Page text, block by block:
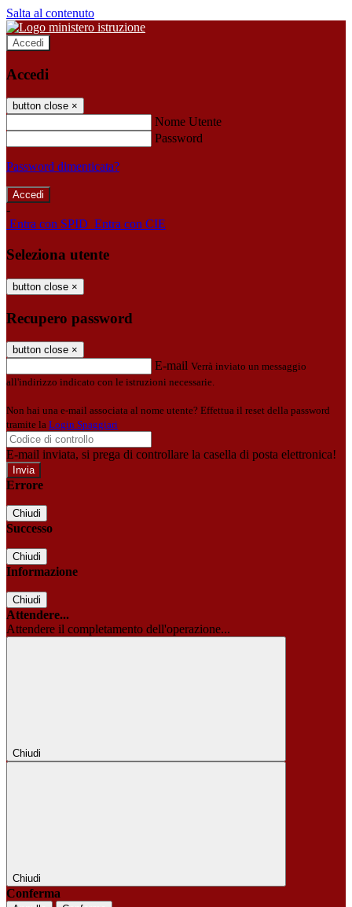
Salta al contenuto
Accedi
Accedi
button close ×
Nome Utente
Password
Password dimenticata?
-
Entra con SPID Entra con CIE
Seleziona utente
button close ×
Recupero password
button close ×
E-mail Verrà inviato un messaggio
all'indirizzo indicato con le istruzioni necessarie.
Non hai una e-mail associata al nome utente? Effettua il reset della password
tramite la Login Spaggiari
E-mail inviata, si prega di controllare la casella di posta elettronica!
Errore
Chiudi
Successo
Chiudi
Informazione
Chiudi
Attendere...
Attendere il completamento dell'operazione...
Chiudi
Chiudi
Conferma